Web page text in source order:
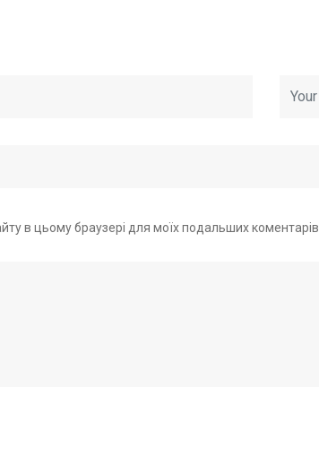
в цьому браузері для моїх подальших коментарів.